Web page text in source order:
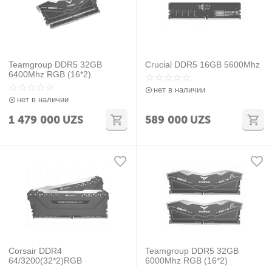
Teamgroup DDR5 32GB
6400Mhz RGB (16*2)
нет в наличии
1 479 000 UZS
Crucial DDR5 16GB 5600Mhz
нет в наличии
589 000 UZS
Corsair DDR4
64/3200(32*2)RGB
Teamgroup DDR5 32GB
6000Mhz RGB (16*2)